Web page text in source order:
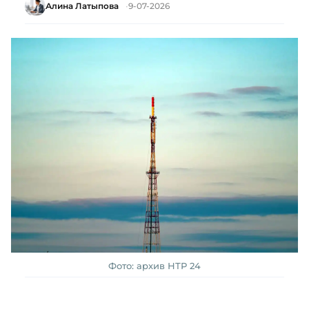
Алина Латыпова 9-07-2026
Фото: архив НТР 24